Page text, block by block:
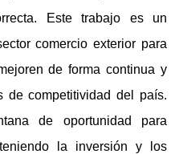
Este trabajo es un
comercio exterior para
de forma continua y
de competitividad del país.
de oportunidad para
la inversión y los